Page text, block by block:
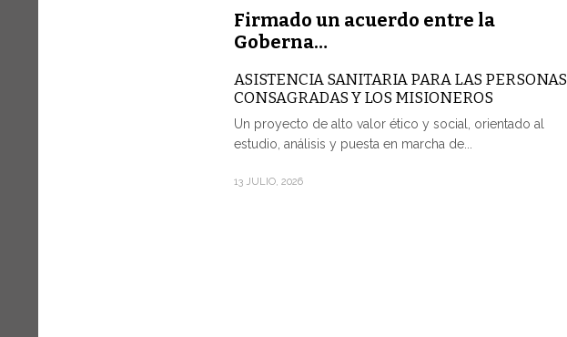
Firmado un acuerdo entre la
Goberna…
ASISTENCIA SANITARIA PARA LAS PERSONAS
CONSAGRADAS Y LOS MISIONEROS
Un proyecto de alto valor ético y social, orientado al
estudio, análisis y puesta en marcha de...
13 JULIO, 2026